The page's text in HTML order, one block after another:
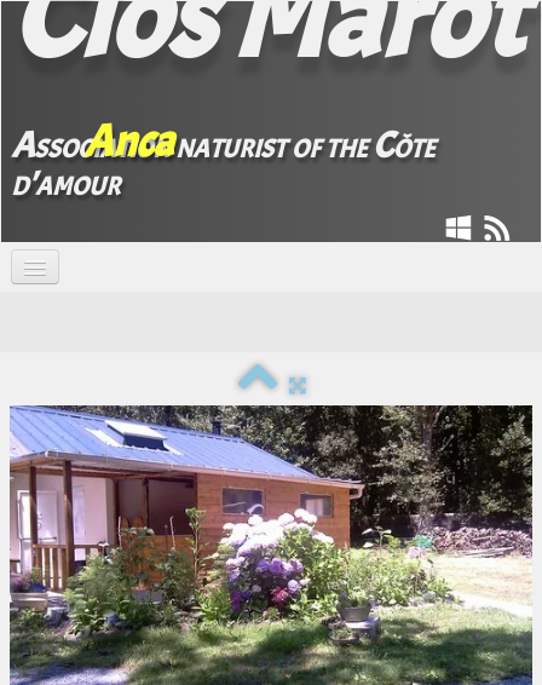
Anca
Association naturist of the Côte
d'amour
Espace Aquatique
L'Association▼
Contact
Liens
English▼